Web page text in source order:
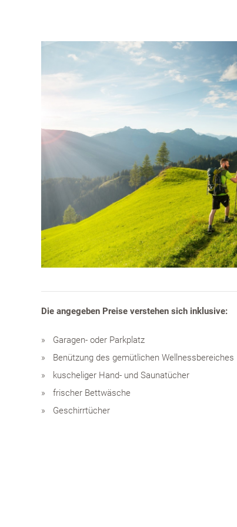
Die angegeben Preise verstehen sich inklusive:
Garagen- oder Parkplatz
Benützung des gemütlichen Wellnessbereiches
kuscheliger Hand- und Saunatücher
frischer Bettwäsche
Geschirrtücher